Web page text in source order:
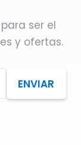
ser el
y ofertas.
ENVIAR